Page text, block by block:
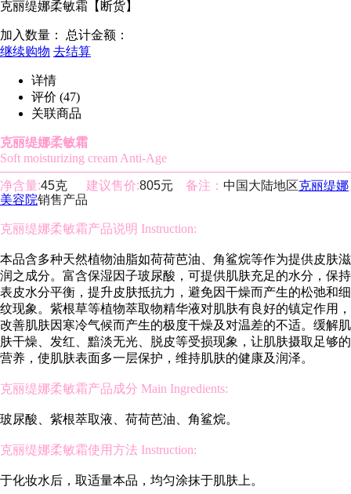
克丽缇娜柔敏霜【断货】
加入数量： 总计金额：
继续购物 去结算
详情
评价 (47)
关联商品
克丽缇娜柔敏霜
Soft moisturizing cream Anti-Age
净含量:45克 建议售价:805元 备注： 中国大陆地区克丽缇娜
美容院销售产品
克丽缇娜柔敏霜产品说明 Instruction:
本品含多种天然植物油脂如荷荷芭油、角鲨烷等作为提供皮肤滋
润之成分。富含保湿因子玻尿酸，可提供肌肤充足的水分，保持
表皮水分平衡，提升皮肤抵抗力，避免因干燥而产生的松弛和细
纹现象。紫根草等植物萃取物精华液对肌肤有良好的镇定作用，
改善肌肤因寒冷气候而产生的极度干燥及对温差的不适。缓解肌
肤干燥、发红、黯淡无光、脱皮等受损现象，让肌肤摄取足够的
营养，使肌肤表面多一层保护，维持肌肤的健康及润泽。
克丽缇娜柔敏霜产品成分 Main Ingredients:
玻尿酸、紫根萃取液、荷荷芭油、角鲨烷。
克丽缇娜柔敏霜使用方法 Instruction:
于化妆水后，取适量本品，均匀涂抹于肌肤上。